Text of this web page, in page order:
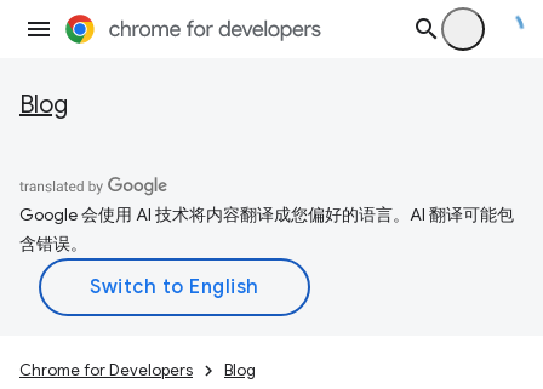
Blog
Google 会使用 AI 技术将内容翻译成您偏好的语言。AI 翻译可能包
含错误。
Chrome for Developers Blog